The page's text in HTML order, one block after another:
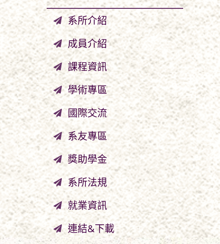
系所介紹
成員介紹
課程資訊
學術專區
國際交流
系友專區
獎助學金
系所法規
就業資訊
連結&下載